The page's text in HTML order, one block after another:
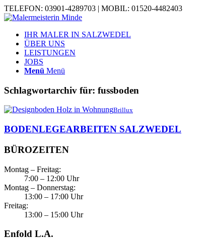
TELEFON: 03901-4289703 | MOBIL: 01520-4482403
IHR MALER IN SALZWEDEL
ÜBER UNS
LEISTUNGEN
JOBS
Menü Menü
Schlagwortarchiv für: fussboden
Brillux
BODENLEGEARBEITEN SALZWEDEL
BÜROZEITEN
Montag – Freitag:
7:00 – 12:00 Uhr
Montag – Donnerstag:
13:00 – 17:00 Uhr
Freitag:
13:00 – 15:00 Uhr
Enfold L.A.